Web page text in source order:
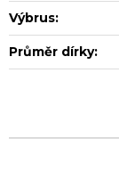
Výbrus:
Průměr dírky: